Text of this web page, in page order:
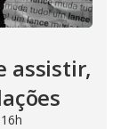
assistir,